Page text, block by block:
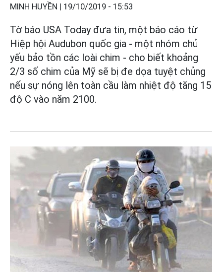
MINH HUYỀN | 19/10/2019 - 15:53
Tờ báo USA Today đưa tin, một báo cáo từ
Hiệp hội Audubon quốc gia - một nhóm chủ
yếu bảo tồn các loài chim - cho biết khoảng
2/3 số chim của Mỹ sẽ bị đe dọa tuyệt chủng
nếu sự nóng lên toàn cầu làm nhiệt độ tăng 15
độ C vào năm 2100.